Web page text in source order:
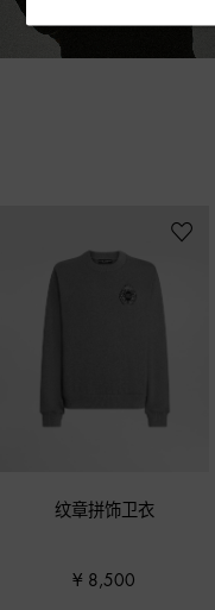
纹章拼饰卫衣
¥ 8,500